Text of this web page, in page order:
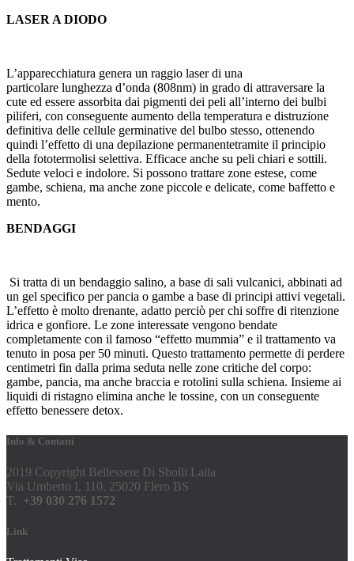
LASER A DIODO
L’apparecchiatura genera un raggio laser di una
particolare lunghezza d’onda (808nm) in grado di attraversare la
cute ed essere assorbita dai pigmenti dei peli all’interno dei bulbi
piliferi, con conseguente aumento della temperatura e distruzione
definitiva delle cellule germinative del bulbo stesso, ottenendo
quindi l’effetto di una depilazione permanentetramite il principio
della fototermolisi selettiva. Efficace anche su peli chiari e sottili.
Sedute veloci e indolore. Si possono trattare zone estese, come
gambe, schiena, ma anche zone piccole e delicate, come baffetto e
mento.
BENDAGGI
Si tratta di un bendaggio salino, a base di sali vulcanici, abbinati ad
un gel specifico per pancia o gambe a base di principi attivi vegetali.
L’effetto è molto drenante, adatto perciò per chi soffre di ritenzione
idrica e gonfiore. Le zone interessate vengono bendate
completamente con il famoso “effetto mummia” e il trattamento va
tenuto in posa per 50 minuti. Questo trattamento permette di perdere
centimetri fin dalla prima seduta nelle zone critiche del corpo:
gambe, pancia, ma anche braccia e rotolini sulla schiena. Insieme ai
liquidi di ristagno elimina anche le tossine, con un conseguente
effetto benessere detox.
Info & Contatti
2019 Copyright Bellessere Di Sbolli Laila
Via Umberto I, 110, 25020 Flero BS
T. +39 030 276 1572
Link